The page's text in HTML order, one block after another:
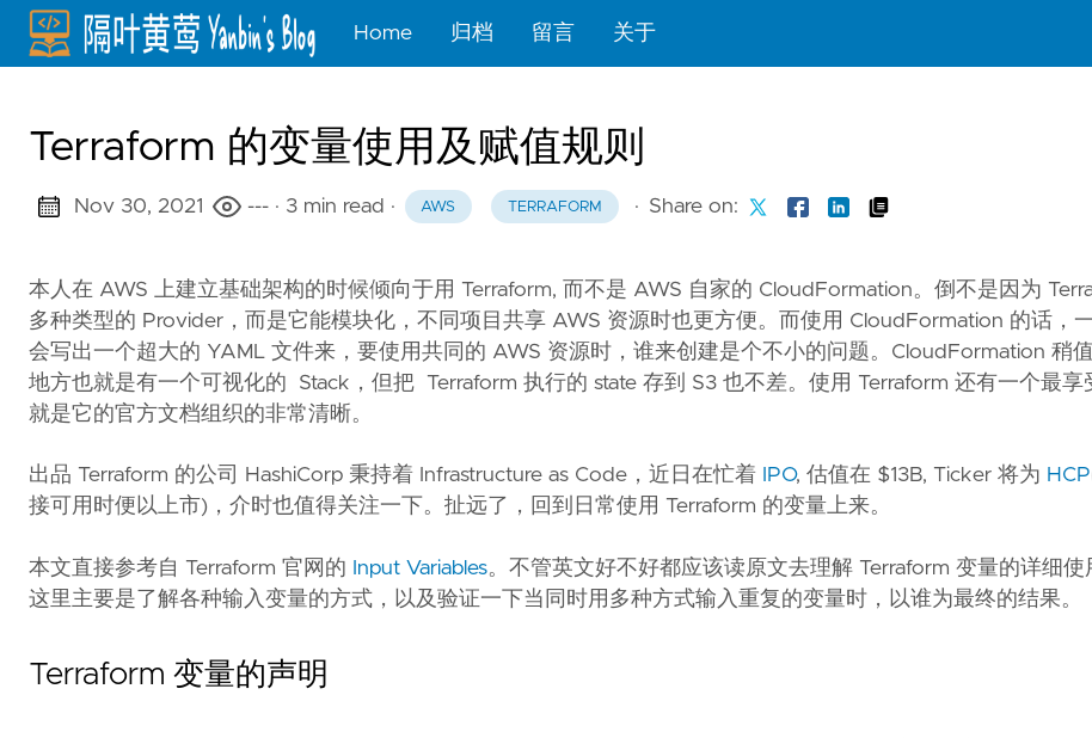
Home 归档 留言 关于
Terraform 的变量使用及赋值规则
Nov 30, 2021 --- · 3 min read · AWS TERRAFORM · Share on:
本人在 AWS 上建立基础架构的时候倾向于用 Terraform, 而不是 AWS 自家的 CloudFormation。倒不是因为
多种类型的 Provider，而是它能模块化，不同项目共享 AWS 资源时也更方便。而使用 CloudFormation 的话，
会写出一个超大的 YAML 文件来，要使用共同的 AWS 资源时，谁来创建是个不小的问题。CloudFormation 稍
地方也就是有一个可视化的 Stack，但把 Terraform 执行的 state 存到 S3 也不差。使用 Terraform 还有一个最享
就是它的官方文档组织的非常清晰。
出品 Terraform 的公司 HashiCorp 秉持着 Infrastructure as Code，近日在忙着 IPO, 估值在 $13B, Ticker 将为 HCP
接可用时便以上市)，介时也值得关注一下。扯远了，回到日常使用 Terraform 的变量上来。
本文直接参考自 Terraform 官网的 Input Variables。不管英文好不好都应该读原文去理解 Terraform 变量的详细使
这里主要是了解各种输入变量的方式，以及验证一下当同时用多种方式输入重复的变量时，以谁为最终的结果。
Terraform 变量的声明